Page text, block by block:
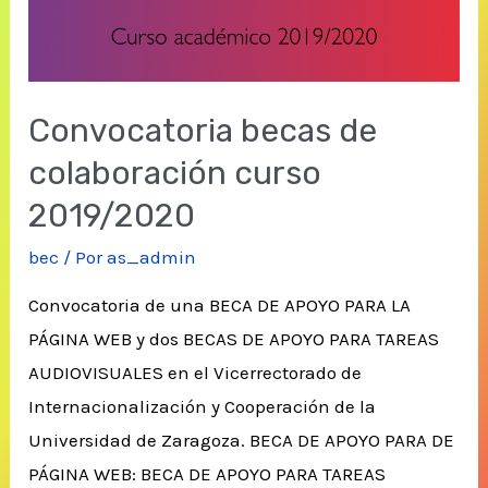
Convocatoria becas de
colaboración curso
2019/2020
bec / Poras_admin
Convocatoria de una BECA DE APOYO PARA LA
PÁGINA WEB y dos BECAS DE APOYO PARA TAREAS
AUDIOVISUALES en el Vicerrectorado de
Internacionalización y Cooperación de la
Universidad de Zaragoza. BECA DE APOYO PARA DE
PÁGINA WEB: BECA DE APOYO PARA TAREAS